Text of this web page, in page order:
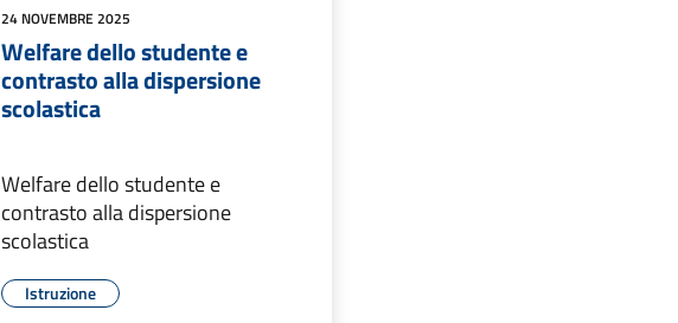
24 NOVEMBRE 2025
Welfare dello studente e
contrasto alla dispersione
scolastica
Welfare dello studente e
contrasto alla dispersione
scolastica
Istruzione